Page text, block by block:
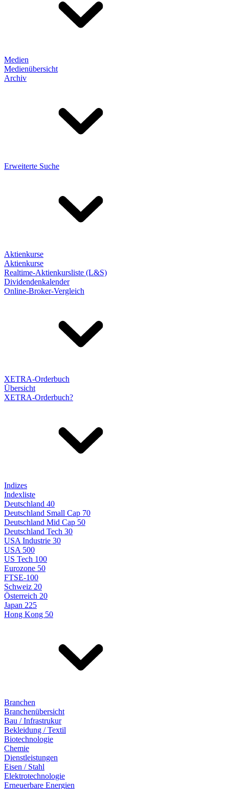
Medien
Medienübersicht
Archiv
Erweiterte Suche
Aktienkurse
Aktienkurse
Realtime-Aktienkursliste (L&S)
Dividendenkalender
Online-Broker-Vergleich
XETRA-Orderbuch
Übersicht
XETRA-Orderbuch?
Indizes
Indexliste
Deutschland 40
Deutschland Small Cap 70
Deutschland Mid Cap 50
Deutschland Tech 30
USA Industrie 30
USA 500
US Tech 100
Eurozone 50
FTSE-100
Schweiz 20
Österreich 20
Japan 225
Hong Kong 50
Branchen
Branchenübersicht
Bau / Infrastrukur
Bekleidung / Textil
Biotechnologie
Chemie
Dienstleistungen
Eisen / Stahl
Elektrotechnologie
Erneuerbare Energien